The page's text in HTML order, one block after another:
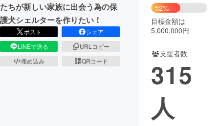
CAMPFIRE for Social Good
CAMPFIRE Creation
CAMPFIREふるさと納税machi-ya コミュニティ
たちが新しい家族に出会う為の保
護犬シェルターを作りたい！
ポスト
シェア
LINEで送る
URLコピー
埋め込み
QRコード
52%
目標金額は
5,000,000円
支援者数
315
人